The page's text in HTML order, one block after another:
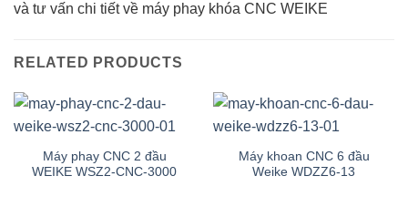
và tư vấn chi tiết về máy phay khóa CNC WEIKE
RELATED PRODUCTS
Máy phay CNC 2 đầu
WEIKE WSZ2-CNC-3000
Máy khoan CNC 6 đầu
Weike WDZZ6-13